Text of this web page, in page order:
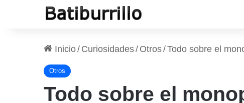
Inicio/ Curiosidades/ Otros/Todo sobre el
Otros
Todo sobre el